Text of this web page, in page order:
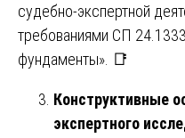
судебно-экспертной
требованиями СП
фундаменты». 📑
Конструктивные
экспертного